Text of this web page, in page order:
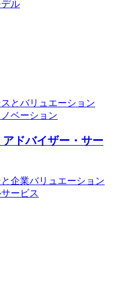
ル
とバリュエーション
ベーション
ドバイザー・サー
企業バリュエーション
ービス